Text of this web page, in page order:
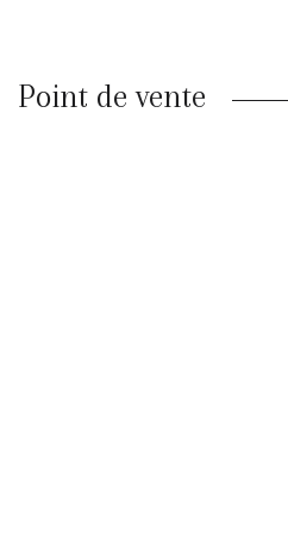
Point de vente